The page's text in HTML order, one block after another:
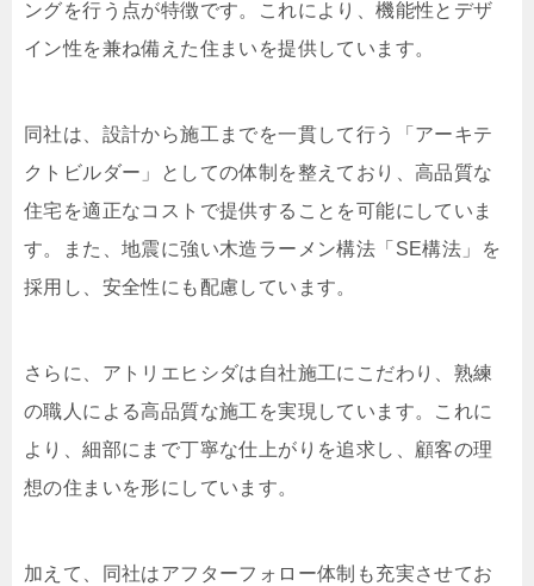
ングを行う点が特徴です。これにより、機能性とデザ
イン性を兼ね備えた住まいを提供しています。
同社は、設計から施工までを一貫して行う「アーキテ
クトビルダー」としての体制を整えており、高品質な
住宅を適正なコストで提供することを可能にしていま
す。また、地震に強い木造ラーメン構法「SE構法」を
採用し、安全性にも配慮しています。
さらに、アトリエヒシダは自社施工にこだわり、熟練
の職人による高品質な施工を実現しています。これに
より、細部にまで丁寧な仕上がりを追求し、顧客の理
想の住まいを形にしています。
加えて、同社はアフターフォロー体制も充実させてお